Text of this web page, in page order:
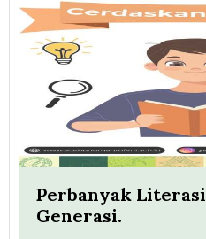
Perbanyak
Generasi.